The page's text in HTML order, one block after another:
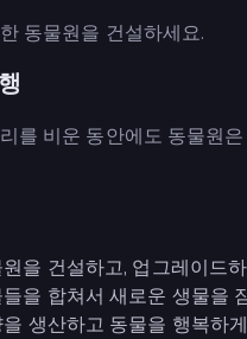
동물원을 건설하세요.
를 비운 동안에도 동물원
을 건설하고, 업그레이드
을 합쳐서 새로운 생물을
생산하고 동물을 행복하